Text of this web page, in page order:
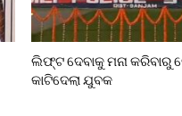
ଲିଫ୍ଟ ଦେବାକୁ ମନା କରିବାରୁ
କାଟିଦେଲା ଯୁବକ